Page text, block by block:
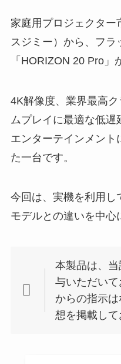
家庭用プロジェクター
スジミー）から、フ
「HORIZON 20 Pro」
4K解像度、業界最高
ムプレイに最適な低
エンターテインメント
た一台です。
今回は、実機を利用し
モデルとの違いを中心
本製品は、
与いただい
からの指示
想を掲載して